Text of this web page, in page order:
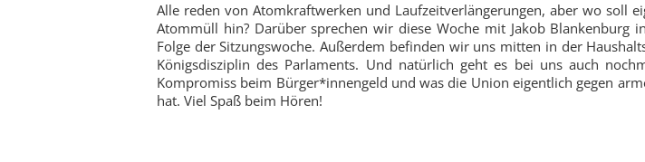
Alle reden von Atomkraftwerken und Laufzeitverlängerungen, aber wo soll
Atommüll hin? Darüber sprechen wir diese Woche mit Jakob Blankenburg
Folge der Sitzungswoche. Außerdem befinden wir uns mitten in der
Königsdisziplin des Parlaments. Und natürlich geht es bei uns auch
Kompromiss beim Bürger*innengeld und was die Union eigentlich gegen
hat. Viel Spaß beim Hören!